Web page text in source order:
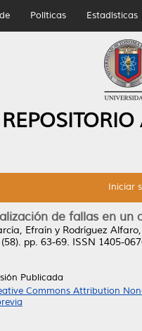
Políticas Estadísticas
Iniciar
de fallas en un
Efraín y Rodríguez
pp. 63-69. ISSN 1405-
Publicada
Commons Attribution